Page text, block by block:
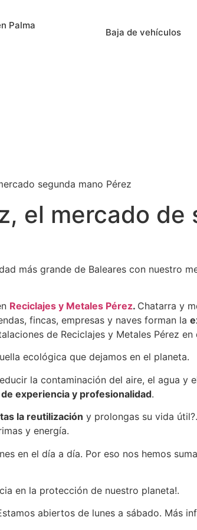
Palma
Baja de vehículos
el mercado de
más grande de Baleares con nuestro
Reciclajes y Metales Pérez. Chatarra y
fincas, empresas y naves forman la
de Reciclajes y Metales Pérez en
ecológica que dejamos en el planeta.
la contaminación del aire, el agua y
experiencia y profesionalidad.
la reutilización y prolongas su vida
y energía.
en el día a día. Por eso nos hemos
en la protección de nuestro planeta!.
abiertos de lunes a sábado. Más